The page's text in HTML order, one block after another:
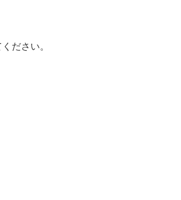
ださい。